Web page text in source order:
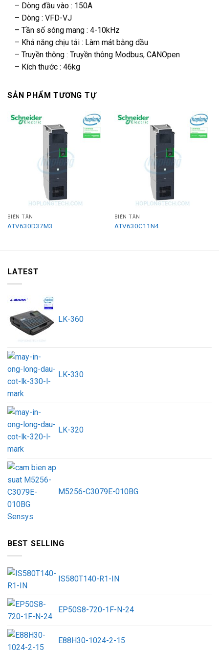
– Dòng đầu vào : 150A
– Dòng : VFD-VJ
– Tần số sóng mang : 4-10kHz
– Khả năng chịu tải : Làm mát bằng dầu
– Truyền thông : Truyền thông Modbus, CANOpen
– Kích thước : 46kg
SẢN PHẨM TƯƠNG TỰ
BIẾN TẦN
ATV630D37M3
BIẾN TẦN
ATV630C11N4
LATEST
LK-360
LK-330
LK-320
M5256-C3079E-010BG
BEST SELLING
IS580T140-R1-IN
EP50S8-720-1F-N-24
E88H30-1024-2-15